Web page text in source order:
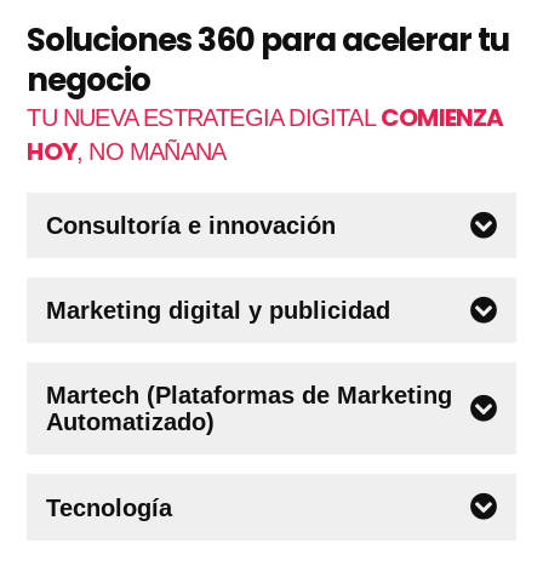
Soluciones 360 para acelerar tu
negocio
TU NUEVA ESTRATEGIA DIGITALCOMIENZA
HOY, NO MAÑANA
Consultoría e innovación
Marketing digital y publicidad
Martech (Plataformas de Marketing
Automatizado)
Tecnología